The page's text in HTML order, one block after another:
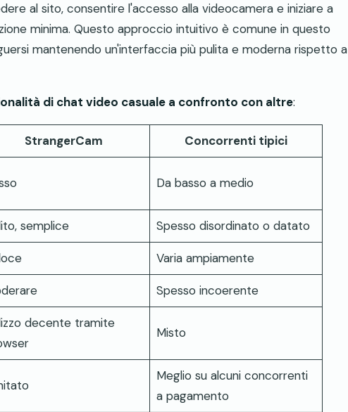
al sito, consentire l'accesso alla videocamera e iniziare a
minima. Questo approccio intuitivo è comune in questo
mantenendo un'interfaccia più pulita e moderna rispetto a
di chat video casuale a confronto con altre:
StrangerCam Concorrenti tipici
Da basso a medio
semplice Spesso disordinato o datato
Varia ampiamente
Spesso incoerente
decente tramite
Misto
Meglio su alcuni concorrenti
a pagamento